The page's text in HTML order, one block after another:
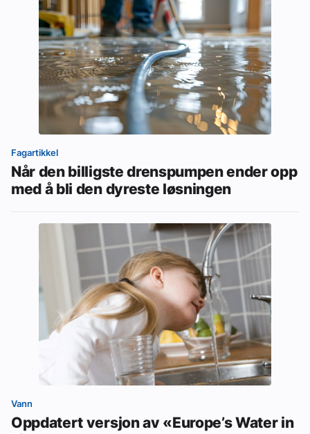
Fagartikkel
Når den billigste drenspumpen ender opp
med å bli den dyreste løsningen
Vann
Oppdatert versjon av «Europe’s Water in